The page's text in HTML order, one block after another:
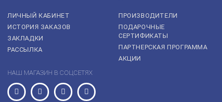
ЛИЧНЫЙ КАБИНЕТ
ИСТОРИЯ ЗАКАЗОВ
ЗАКЛАДКИ
РАССЫЛКА
ПРОИЗВОДИТЕЛИ
ПОДАРОЧНЫЕ
СЕРТИФИКАТЫ
ПАРТНЕРСКАЯ ПРОГРАММА
АКЦИИ
НАШ МАГАЗИН В СОЦСЕТЯХ